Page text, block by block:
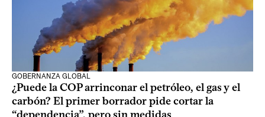
GOBERNANZA GLOBAL
¿Puede la COP arrinconar el petróleo, el gas y el
carbón? El primer borrador pide cortar la